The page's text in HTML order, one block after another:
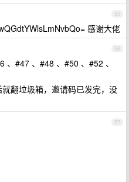
55
感谢大佬
56
#47 、#48 、#50 、#52 、
翻垃圾箱，邀请码已发完，没
57